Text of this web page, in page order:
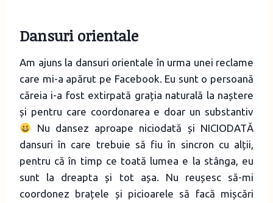
Dansuri orientale
Am ajuns la dansuri orientale în urma unei reclame
care mi-a apărut pe Facebook. Eu sunt o persoană
căreia i-a fost extirpată grația naturală la naștere
și pentru care coordonarea e doar un substantiv
Nu dansez aproape niciodată și NICIODATĂ
dansuri în care trebuie să fiu în sincron cu alții,
pentru că în timp ce toată lumea e la stânga, eu
sunt la dreapta și tot așa. Nu reușesc să-mi
coordonez brațele și picioarele să facă mișcări